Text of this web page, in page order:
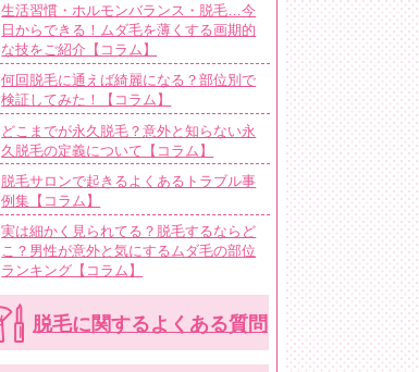
生活習慣・ホルモンバランス・脱毛…今
日からできる！ムダ毛を薄くする画期的
な技をご紹介【コラム】
何回脱毛に通えば綺麗になる？部位別で
検証してみた！【コラム】
どこまでが永久脱毛？意外と知らない永
久脱毛の定義について【コラム】
脱毛サロンで起きるよくあるトラブル事
例集【コラム】
実は細かく見られてる？脱毛するならど
こ？男性が意外と気にするムダ毛の部位
ランキング【コラム】
脱毛に関するよくある質問